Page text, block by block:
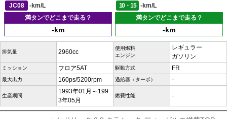
JC08
-km/L 10・15
-km/L
満タンでどこまで走る？
-km
満タンでどこまで走る？
-km
排気量 2960cc
使用燃料
エンジン
レギュラー
ガソリン
ミッション フロア5AT 駆動方式 FR
最大出力 160ps/5200rpm 過給器（ターボ） -
生産期間
1993年01月～199
3年05月
燃費性能 -